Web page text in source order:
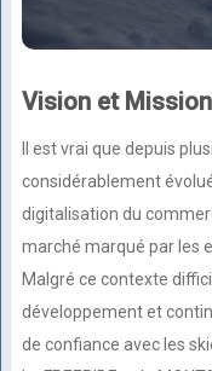
Vision et
Il est vrai que depuis
considérablement
digitalisation du
marché marqué par les
Malgré ce contexte
développement et
de confiance avec les